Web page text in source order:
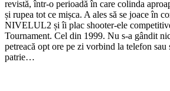
revistă, într-o perioadă în care colinda
și rupea tot ce mișca. A ales să se joace în
NIVELUL2 și îi plac shooter-ele
Tournament. Cel din 1999. Nu s-a gândit
petreacă opt ore pe zi vorbind la telefon
patrie…